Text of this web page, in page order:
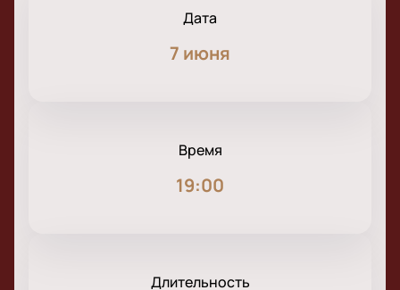
Дата
7 июня
Время
19:00
Длительность